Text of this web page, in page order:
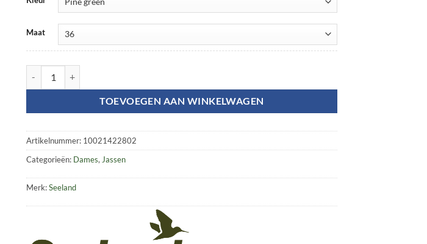
Maat
TOEVOEGEN AAN WINKELWAGEN
Artikelnummer: 10021422802
Categorieën: Dames, Jassen
Merk:Seeland